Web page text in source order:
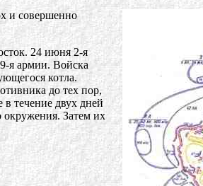
и совершенно
24 июня 2-я
я армии. Войска
котла.
до тех пор,
течение двух дней
окружения. Затем их